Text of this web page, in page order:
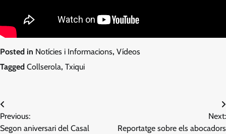
Posted in Notícies i Informacions, Vídeos
Tagged Collserola, Txiqui
Navegació
d'entrades
Previous:
Segon aniversari del Casal
Next:
Reportatge sobre els abocadors